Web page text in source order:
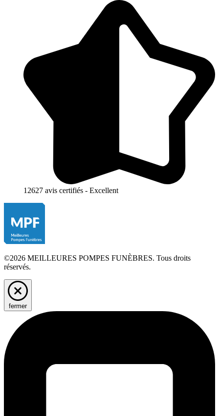
12627 avis certifiés - Excellent
©2026 MEILLEURES POMPES FUNÈBRES. Tous droits
réservés.
fermer